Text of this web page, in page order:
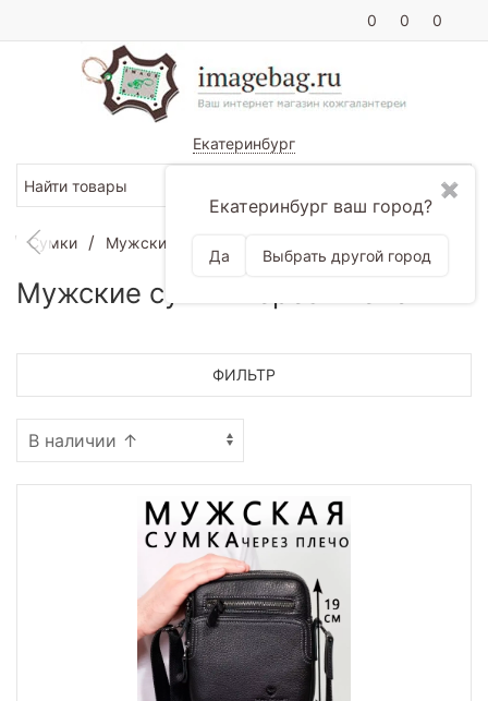
0 0 0
Екатеринбург
✖
Екатеринбург ваш город?
Да Выбрать другой город
Сумки Мужские сумки
Мужские сумки через плечо
ФИЛЬТР